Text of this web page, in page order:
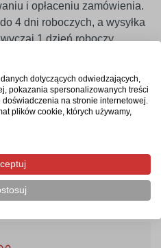
i opłaceniu zamówienia.
4 dni roboczych, a wysyłka
1 dzień roboczy.
wiercenia otworów
z logotypem firmy?
przed blaknięciem?
dotyczących odwiedzających,
pokazania spersonalizowanych treści
na stronie internetowej.
plików cookie, których używamy,